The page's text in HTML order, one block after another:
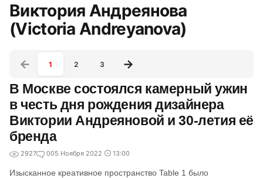
Виктория Андреянова
(Victoria Andreyanova)
1 2 3
В Москве состоялся камерный ужин
в честь дня рождения дизайнера
Виктории Андреяновой и 30-летия её
бренда
2927 005 Ноября 2022 13:00
Изысканное креативное пространство Table 1 было